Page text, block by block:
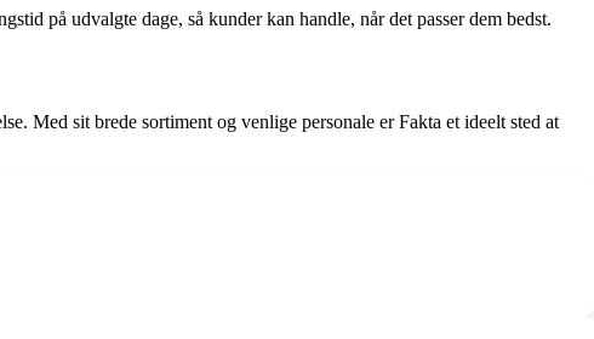
på udvalgte dage, så kunder kan handle, når det passer dem bedst.
Med sit brede sortiment og venlige personale er Fakta et ideelt sted at